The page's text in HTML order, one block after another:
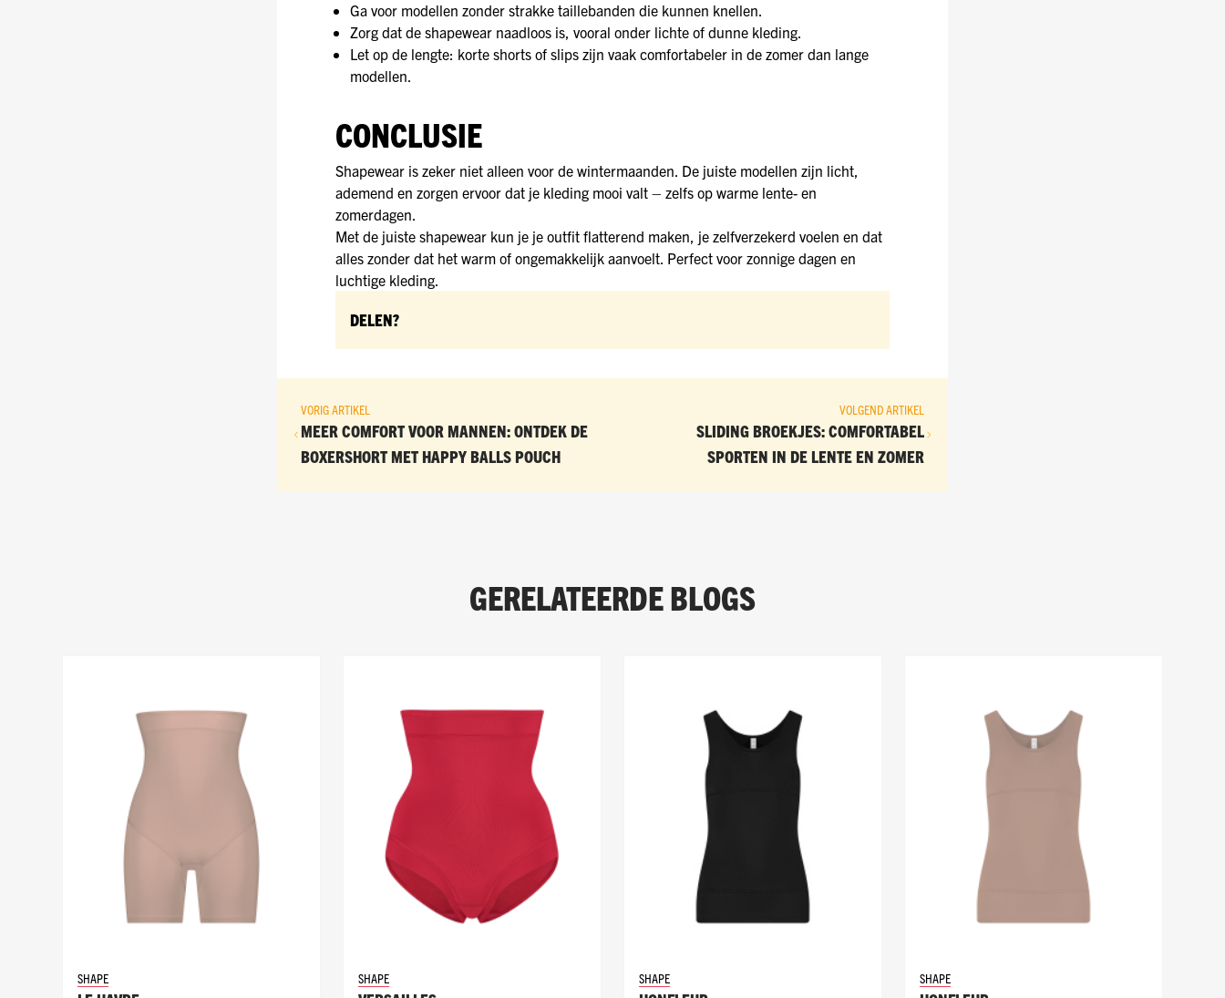
Ga voor modellen zonder strakke taillebanden die kunnen knellen.
Zorg dat de shapewear naadloos is, vooral onder lichte of dunne kleding.
Let op de lengte: korte shorts of slips zijn vaak comfortabeler in de zomer dan lange
modellen.
CONCLUSIE
Shapewear is zeker niet alleen voor de wintermaanden. De juiste modellen zijn licht,
ademend en zorgen ervoor dat je kleding mooi valt – zelfs op warme lente- en
zomerdagen.
Met de juiste shapewear kun je je outfit flatterend maken, je zelfverzekerd voelen en dat
alles zonder dat het warm of ongemakkelijk aanvoelt. Perfect voor zonnige dagen en
luchtige kleding.
DELEN?
VORIG ARTIKEL
MEER COMFORT VOOR MANNEN: ONTDEK DE
BOXERSHORT MET HAPPY BALLS POUCH
VOLGEND ARTIKEL
SLIDING BROEKJES: COMFORTABEL
SPORTEN IN DE LENTE EN ZOMER
GERELATEERDE BLOGS
SHAPE SHAPE SHAPE SHAPE